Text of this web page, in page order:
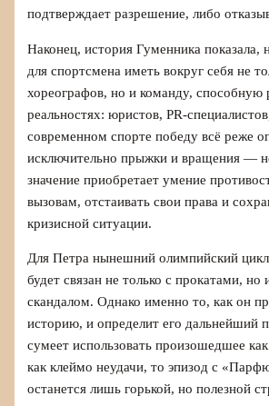
подтверждает разрешение, либо
Наконец, история Гуменника показала,
для спортсмена иметь вокруг себя не
хореографов, но и команду, способную
реальностях: юристов, PR-
современном спорте победу всё реже
исключительно прыжки и вращения —
значение приобретает умение
вызовам, отстаивать свои права и
кризисной ситуации.
Для Петра нынешний олимпийский цикл
будет связан не только с прокатами,
скандалом. Однако именно то, как он
историю, и определит его дальнейший
сумеет использовать произошедшее
как клеймо неудачи, то эпизод с
останется лишь горькой, но полезной